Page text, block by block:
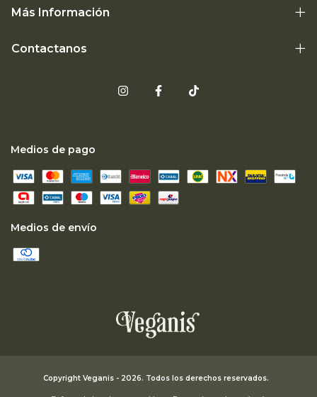
Más Información
Contactanos
Medios de pago
Medios de envío
Copyright Veganis - 2026. Todos los derechos reservados.